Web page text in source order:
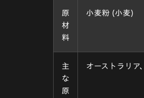
原
材
料
小麦粉 (小麦)
主
な
原
オーストラリア